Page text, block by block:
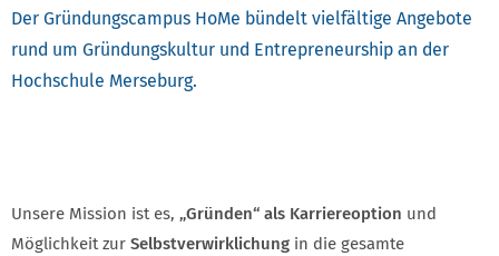
Der Gründungscampus HoMe bündelt vielfältige Angebote
rund um Gründungskultur und Entrepreneurship an der
Hochschule Merseburg.
WAS WIR MACHEN UND KONTAKT
Unsere Mission ist es, „Gründen“ als Karriereoption und
Möglichkeit zur Selbstverwirklichung in die gesamte